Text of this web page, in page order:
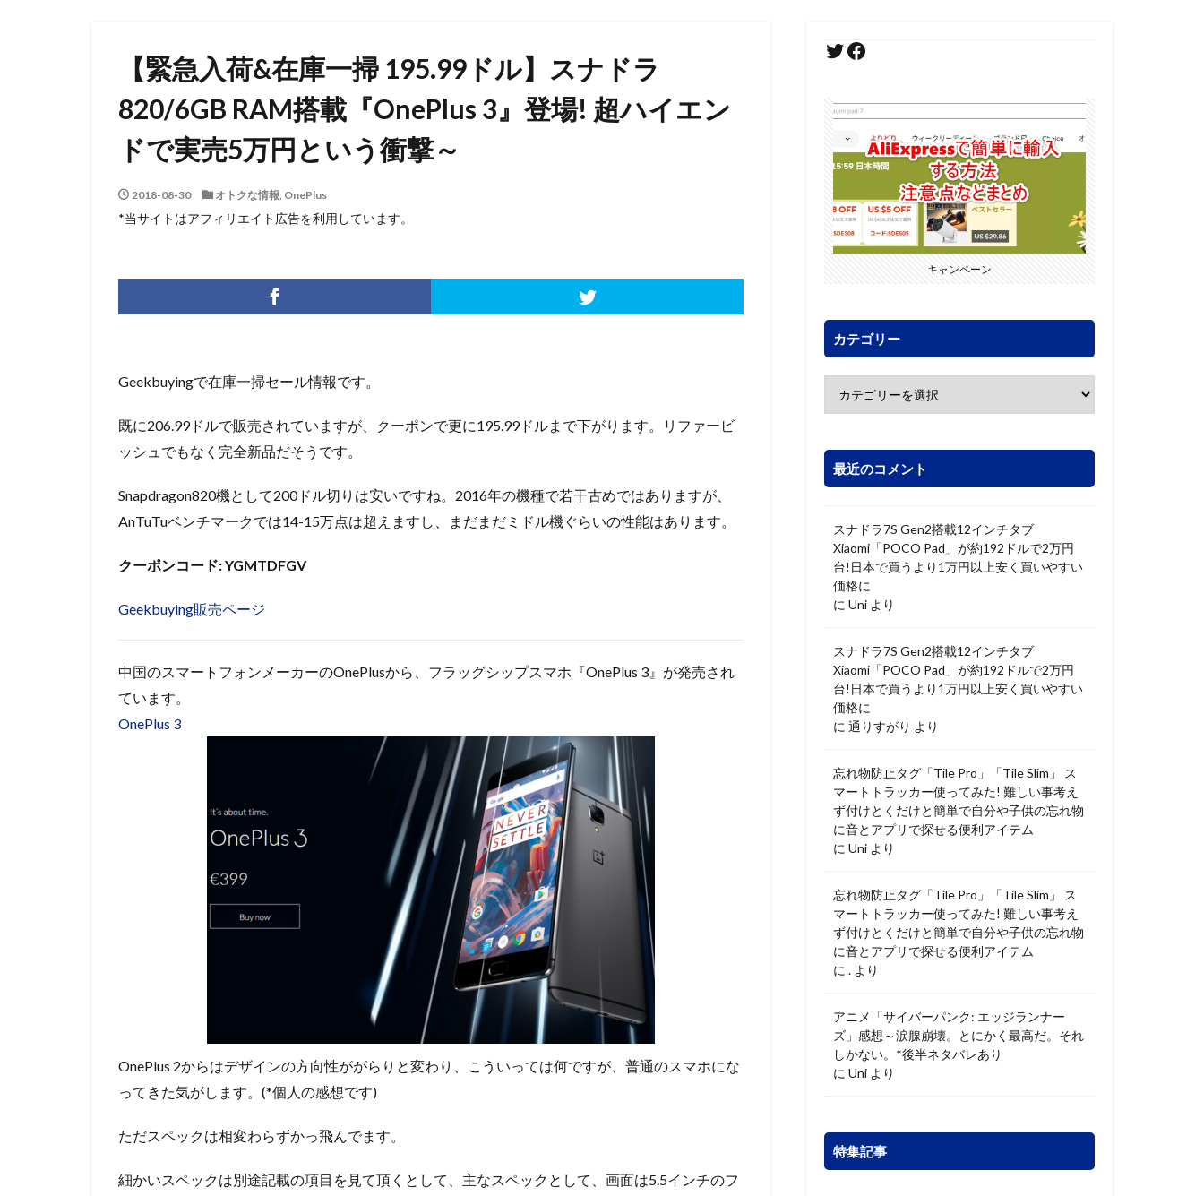
【緊急入荷&在庫一掃 195.99ドル】スナドラ
820/6GB RAM搭載『OnePlus 3』登場! 超ハイエン
ドで実売5万円という衝撃～
2018-08-30 オトクな情報, OnePlus
*当サイトはアフィリエイト広告を利用しています。
Geekbuyingで在庫一掃セール情報です。
既に206.99ドルで販売されていますが、クーポンで更に195.99ドルまで下がります。リファービ
ッシュでもなく完全新品だそうです。
Snapdragon820機として200ドル切りは安いですね。2016年の機種で若干古めではありますが、
AnTuTuベンチマークでは14-15万点は超えますし、まだまだミドル機ぐらいの性能はあります。
クーポンコード: YGMTDFGV
Geekbuying販売ページ
中国のスマートフォンメーカーのOnePlusから、フラッグシップスマホ『OnePlus 3』が発売され
ています。
OnePlus 3
OnePlus 2からはデザインの方向性ががらりと変わり、こういっては何ですが、普通のスマホにな
ってきた気がします。(*個人の感想です)
ただスペックは相変わらずかっ飛んでます。
細かいスペックは別途記載の項目を見て頂くとして、主なスペックとして、画面は5.5インチのフ
キャンペーン
カテゴリー
最近のコメント
スナドラ7S Gen2搭載12インチタブ
Xiaomi「POCO Pad」が約192ドルで2万円
台!日本で買うより1万円以上安く買いやすい
価格に
に Uni より
スナドラ7S Gen2搭載12インチタブ
Xiaomi「POCO Pad」が約192ドルで2万円
台!日本で買うより1万円以上安く買いやすい
価格に
に 通りすがり より
忘れ物防止タグ「Tile Pro」「Tile Slim」 ス
マートトラッカー使ってみた! 難しい事考え
ず付けとくだけと簡単で自分や子供の忘れ物
に音とアプリで探せる便利アイテム
に Uni より
忘れ物防止タグ「Tile Pro」「Tile Slim」 ス
マートトラッカー使ってみた! 難しい事考え
ず付けとくだけと簡単で自分や子供の忘れ物
に音とアプリで探せる便利アイテム
に . より
アニメ「サイバーパンク: エッジランナー
ズ」感想～涙腺崩壊。とにかく最高だ。それ
しかない。*後半ネタバレあり
に Uni より
特集記事